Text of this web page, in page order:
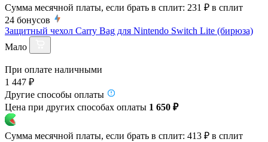
Сумма месячной платы, если брать в сплит: 231 ₽ в сплит
24 бонусов
Защитный чехол Carry Bag для Nintendo Switch Lite (бирюза)
Мало
При оплате наличными
1 447 ₽
Другие способы оплаты
Цена при других способах оплаты 1 650 ₽
Сумма месячной платы, если брать в сплит: 413 ₽ в сплит